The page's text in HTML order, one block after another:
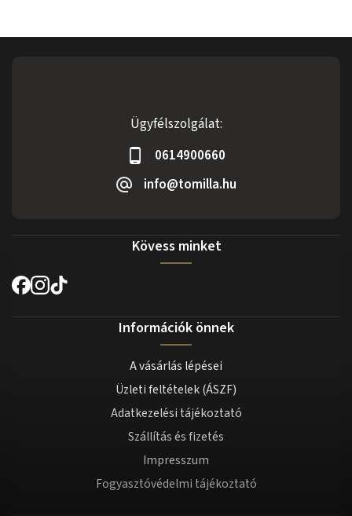
Ügyfélszolgálat:
0614900660
info@tomilla.hu
Kövess minket
Információk önnek
A vásárlás lépései
Üzleti feltételek (ÁSZF)
Adatkezelési tájékoztató
Szállítás és fizetés
Impresszum
Fogyasztóvédelmi tájékoztató